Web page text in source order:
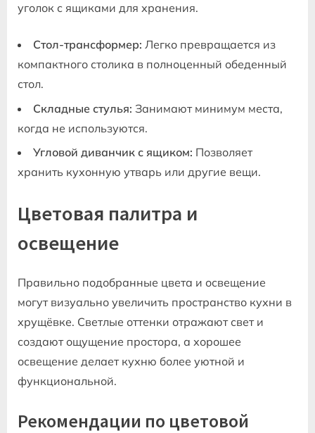
уголок с ящиками для хранения.
Стол-трансформер: Легко превращается из
компактного столика в полноценный обеденный
стол.
Складные стулья: Занимают минимум места‚
когда не используются.
Угловой диванчик с ящиком: Позволяет
хранить кухонную утварь или другие вещи.
Цветовая палитра и
освещение
Правильно подобранные цвета и освещение
могут визуально увеличить пространство кухни в
хрущёвке. Светлые оттенки отражают свет и
создают ощущение простора‚ а хорошее
освещение делает кухню более уютной и
функциональной.
Рекомендации по цветовой